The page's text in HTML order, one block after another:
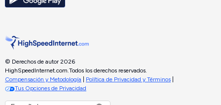
© Derechos de autor 2026
HighSpeedInternet.com. Todos los derechos reservados.
Compensación y Metodología
Política de Privacidad y Términos
Tus Opciones de Privacidad